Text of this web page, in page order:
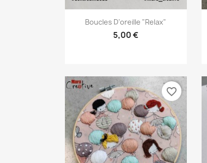
Aperçu rapide
Boucles D'oreille "relax"
5,00 €
favorite_border